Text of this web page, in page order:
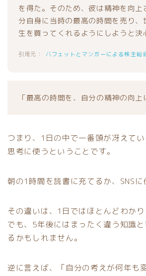
を得た。そのため、彼は精神を向上
分自身に当時の最高の時間を売り、
生を買ってくれるようにしようと決
バフェットとマンガーによる株主総
「最高の時間を、自分の精神の向上
つまり、1日の中で一番頭が冴えて
思考に使うということです。
朝の1時間を読書に充てるか、SNSに
その違いは、1日ではほとんどわかり
でも、5年後にはまったく違う知識
るかもしれません。
逆に言えば、「自分の考えが何年も